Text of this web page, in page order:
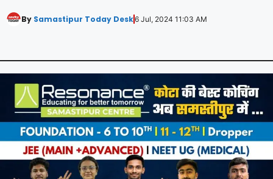
By Samastipur Today Desk6 Jul, 2024 11:03 AM